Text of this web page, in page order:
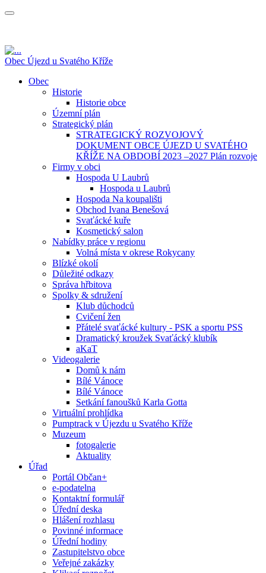
Obec Újezd u Svatého Kříže
Obec
Historie
Historie obce
Územní plán
Strategický plán
STRATEGICKÝ ROZVOJOVÝ
DOKUMENT OBCE ÚJEZD U SVATÉHO
KŘÍŽE NA OBDOBÍ 2023 –2027 Plán rozvoje
Firmy v obci
Hospoda U Laubrů
Hospoda u Laubrů
Hospoda Na koupališti
Obchod Ivana Benešová
Svaťácké kuře
Kosmetický salon
Nabídky práce v regionu
Volná místa v okrese Rokycany
Blízké okolí
Důležité odkazy
Správa hřbitova
Spolky & sdružení
Klub důchodců
Cvičení žen
Přátelé svaťácké kultury - PSK a sportu PSS
Dramatický kroužek Svaťácký klubík
aKaT
Videogalerie
Domů k nám
Bílé Vánoce
Bílé Vánoce
Setkání fanoušků Karla Gotta
Virtuální prohlídka
Pumptrack v Újezdu u Svatého Kříže
Muzeum
fotogalerie
Aktuality
Úřad
Portál Občan+
e-podatelna
Kontaktní formulář
Úřední deska
Hlášení rozhlasu
Povinné informace
Úřední hodiny
Zastupitelstvo obce
Veřejné zakázky